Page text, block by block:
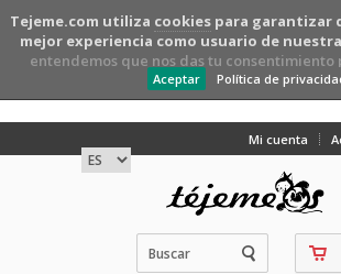
Tejeme.com utiliza cookiespara garantizar
mejor experiencia como usuario de
entendemos que nos das tu consentimiento
Aceptar Política de
Mi cuenta